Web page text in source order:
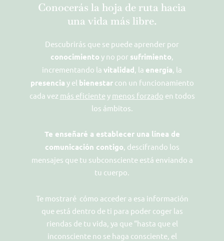
Conocerás la hoja de ruta hacia
una vida más libre.
Descubrirás que se puede aprender por
conocimiento y no por sufrimiento,
incrementando la vitalidad, la energía, la
presencia y el bienestarcon un funcionamiento
cada vez más eficientey menos forzado en todos
los ámbitos.
Te enseñaré a establecer una línea de
comunicación contigo, descifrando los
mensajes que tu subconsciente está enviando a
tu cuerpo.
Te mostraré cómo acceder a esa información
que está dentro de ti para poder coger las
riendas de tu vida, ya que “hasta que el
inconsciente no se haga consciente, el